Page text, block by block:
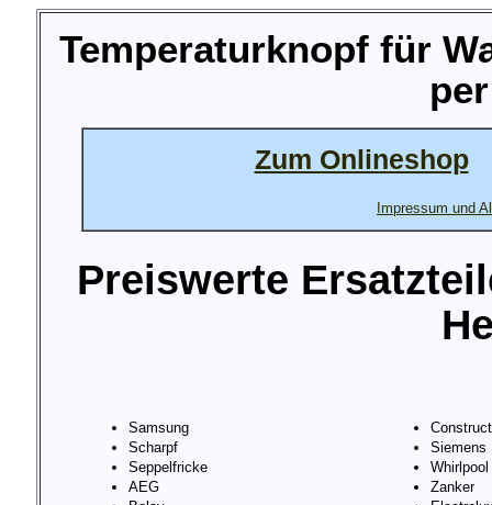
Temperaturknopf für
Zum Onlineshop
Impressum und
Preiswerte
Samsung
Scharpf
Seppelfricke
AEG
Siemens
Whirlpool
Zanker